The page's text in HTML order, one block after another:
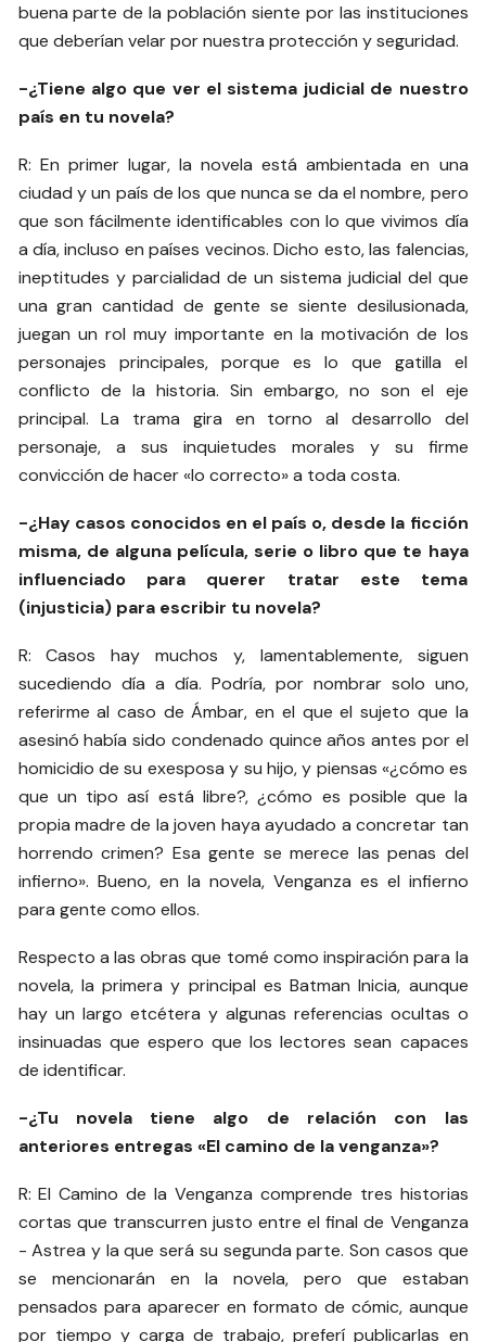
buena parte de la población siente por las instituciones
que deberían velar por nuestra protección y seguridad.
-¿Tiene algo que ver el sistema judicial de nuestro
país en tu novela?
R: En primer lugar, la novela está ambientada en una
ciudad y un país de los que nunca se da el nombre, pero
que son fácilmente identificables con lo que vivimos día
a día, incluso en países vecinos. Dicho esto, las falencias,
ineptitudes y parcialidad de un sistema judicial del que
una gran cantidad de gente se siente desilusionada,
juegan un rol muy importante en la motivación de los
personajes principales, porque es lo que gatilla el
conflicto de la historia. Sin embargo, no son el eje
principal. La trama gira en torno al desarrollo del
personaje, a sus inquietudes morales y su firme
convicción de hacer «lo correcto» a toda costa.
-¿Hay casos conocidos en el país o, desde la ficción
misma, de alguna película, serie o libro que te haya
influenciado para querer tratar este tema
(injusticia) para escribir tu novela?
R: Casos hay muchos y, lamentablemente, siguen
sucediendo día a día. Podría, por nombrar solo uno,
referirme al caso de Ámbar, en el que el sujeto que la
asesinó había sido condenado quince años antes por el
homicidio de su exesposa y su hijo, y piensas «¿cómo es
que un tipo así está libre?, ¿cómo es posible que la
propia madre de la joven haya ayudado a concretar tan
horrendo crimen? Esa gente se merece las penas del
infierno». Bueno, en la novela, Venganza es el infierno
para gente como ellos.
Respecto a las obras que tomé como inspiración para la
novela, la primera y principal es Batman Inicia, aunque
hay un largo etcétera y algunas referencias ocultas o
insinuadas que espero que los lectores sean capaces
de identificar.
-¿Tu novela tiene algo de relación con las
anteriores entregas «El camino de la venganza»?
R: El Camino de la Venganza comprende tres historias
cortas que transcurren justo entre el final de Venganza
- Astrea y la que será su segunda parte. Son casos que
se mencionarán en la novela, pero que estaban
pensados para aparecer en formato de cómic, aunque
por tiempo y carga de trabajo, preferí publicarlas en